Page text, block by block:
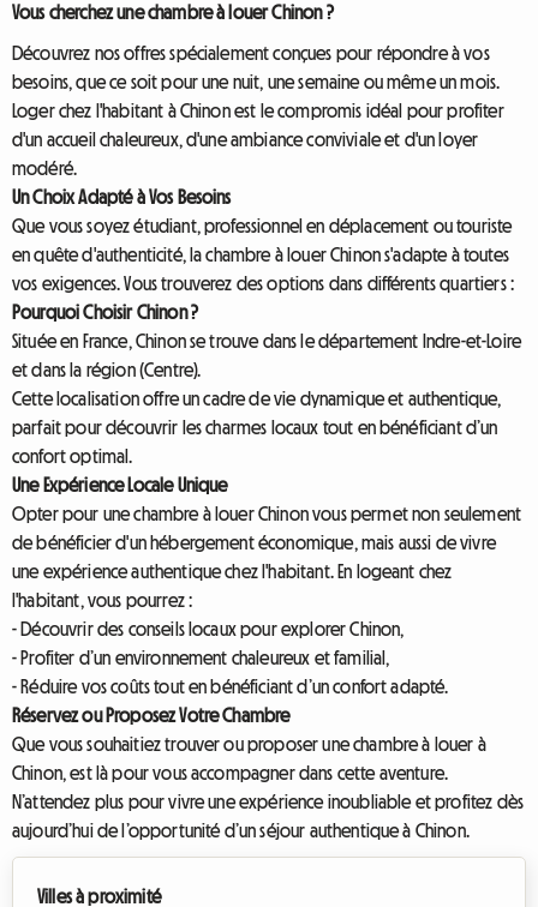
Vous cherchez une chambre à louer Chinon ?
Découvrez nos offres spécialement conçues pour répondre à vos
besoins, que ce soit pour une nuit, une semaine ou même un mois.
Loger chez l'habitant à Chinon est le compromis idéal pour profiter
d'un accueil chaleureux, d'une ambiance conviviale et d'un loyer
modéré.
Un Choix Adapté à Vos Besoins
Que vous soyez étudiant, professionnel en déplacement ou touriste
en quête d'authenticité, la chambre à louer Chinon s'adapte à toutes
vos exigences. Vous trouverez des options dans différents quartiers :
Pourquoi Choisir Chinon ?
Située en France, Chinon se trouve dans le département Indre-et-Loire
et dans la région (Centre).
Cette localisation offre un cadre de vie dynamique et authentique,
parfait pour découvrir les charmes locaux tout en bénéficiant d’un
confort optimal.
Une Expérience Locale Unique
Opter pour une chambre à louer Chinon vous permet non seulement
de bénéficier d'un hébergement économique, mais aussi de vivre
une expérience authentique chez l'habitant. En logeant chez
l'habitant, vous pourrez :
- Découvrir des conseils locaux pour explorer Chinon,
- Profiter d’un environnement chaleureux et familial,
- Réduire vos coûts tout en bénéficiant d’un confort adapté.
Réservez ou Proposez Votre Chambre
Que vous souhaitiez trouver ou proposer une chambre à louer à
Chinon, est là pour vous accompagner dans cette aventure.
N’attendez plus pour vivre une expérience inoubliable et profitez dès
aujourd’hui de l’opportunité d’un séjour authentique à Chinon.
Villes à proximité